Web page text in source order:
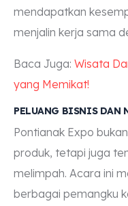
mendapatkan
menjalin kerja sama
Baca Juga: Wisata
yang Memikat!
PELUANG BISNIS DAN
Pontianak Expo
produk, tetapi juga
melimpah. Acara ini
berbagai pemangku